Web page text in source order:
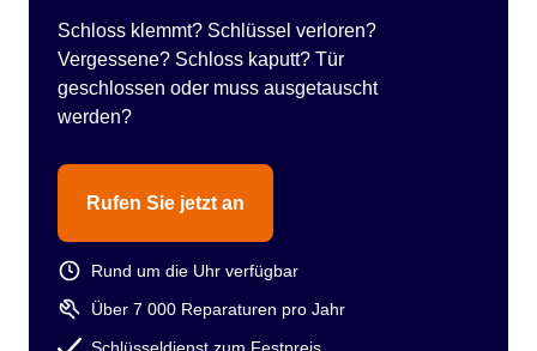
Schloss klemmt? Schlüssel verloren?
Vergessene? Schloss kaputt? Tür
geschlossen oder muss ausgetauscht
werden?
Rufen Sie jetzt an
Rund um die Uhr verfügbar
Über 7 000 Reparaturen pro Jahr